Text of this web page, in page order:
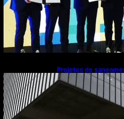
Projetos de
milhões de brasileiros